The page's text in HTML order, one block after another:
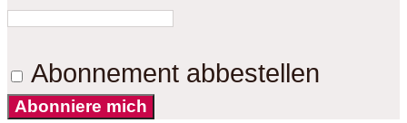
Abonnement abbestellen
Abonniere mich